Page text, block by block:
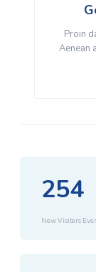
Proin
Aenean
254
New Visiters